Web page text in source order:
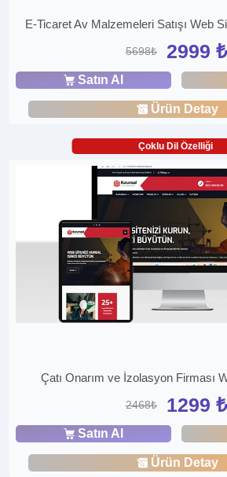
E-Ticaret Av Malzemeleri Satışı Web
5698₺ 2999 ₺
Satın Al
Ürün Detay
Çoklu Dil Özelliği
Çatı Onarım ve İzolasyon Firması
2468₺ 1299 ₺
Satın Al
Ürün Detay